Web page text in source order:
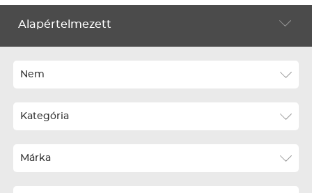
LÁBBELIK
Alapértelmezett
Alapértelmezett
Legújabbak
Ár szerint növekvő
Nem
Kategória
Márka